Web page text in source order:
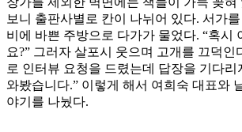
보니 출판사별로 칸이 나뉘어 있다. 서가
비에 바쁜 주방으로 다가가 물었다. “혹시
요?” 그러자 살포시 웃으며 고개를 끄덕인
로 인터뷰 요청을 드렸는데 답장을 기다리
와봤습니다.” 이렇게 해서 여희숙 대표와
야기를 나눴다.